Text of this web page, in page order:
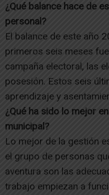
¿Qué balance hace de
personal?
El balance de este año
primeros seis meses
campaña electoral, las
posesión. Estos seis
aprendizaje y
¿Qué ha sido lo mejor
municipal?
Lo mejor de la gestión
el grupo de personas
aventura son las
trabajo empiezan a